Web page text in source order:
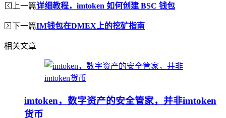
上一篇详细教程，imtoken 如何创建 BSC 钱包
下一篇IM钱包在DMEX上的挖矿指南
相关文章
imtoken，数字资产的安全管家，并非imtoken
货币